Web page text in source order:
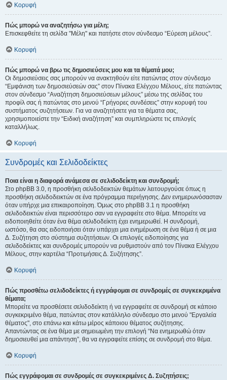
Κορυφή
Πώς μπορώ να αναζητήσω για μέλη;
Επισκεφθείτε τη σελίδα "Μέλη" και πατήστε στον σύνδεσμο “Εύρεση μέλους”.
Κορυφή
Πώς μπορώ να βρω τις δημοσιεύσεις μου και τα θέματά μου;
Οι δημοσιεύσεις σας μπορούν να ανακτηθούν είτε πατώντας στον σύνδεσμο
“Εμφάνιση των δημοσιεύσεών σας” στον Πίνακα Ελέγχου Μέλους, είτε πατώντας
στον σύνδεσμο “Αναζήτηση δημοσιεύσεων μέλους” μέσω της σελίδας του
προφίλ σας ή πατώντας στο μενού “Γρήγορες συνδέσεις” στην κορυφή του
συστήματος συζητήσεων. Για να αναζητήσετε για τα θέματα σας,
χρησιμοποιείστε την “Ειδική αναζήτηση” και συμπληρώστε τις επιλογές
καταλλήλως.
Κορυφή
Συνδρομές και Σελιδοδείκτες
Ποια είναι η διαφορά ανάμεσα σε σελιδοδείκτη και συνδρομή;
Στο phpBB 3.0, η προσθήκη σελιδοδεικτών θεμάτων λειτουργούσε όπως η
προσθήκη σελιδοδεικτών σε ένα πρόγραμμα περιήγησης. Δεν ενημερωνόσασταν
όταν υπήρχε μια επικαιροποίηση. Όμως στο phpBB 3.1 η προσθήκη
σελιδοδεικτών είναι περισσότερο σαν να εγγραφείτε στο θέμα. Μπορείτε να
ειδοποιηθείτε όταν ένα θέμα σελιδοδείκτη έχει ενημερωθεί. Η συνδρομή,
ωστόσο, θα σας ειδοποιήσει όταν υπάρχει μια ενημέρωση σε ένα θέμα ή σε μια
Δ. Συζήτηση στο σύστημα συζητήσεων. Οι επιλογές ειδοποίησης για
σελιδοδείκτες και συνδρομές μπορούν να ρυθμιστούν από τον Πίνακα Ελέγχου
Μέλους, στην καρτέλα “Προτιμήσεις Δ. Συζήτησης”.
Κορυφή
Πώς προσθέτω σελιδοδείκτες ή εγγράφομαι σε συνδρομές σε συγκεκριμένα
θέματα;
Μπορείτε να προσθέσετε σελιδοδείκτη ή να εγγραφείτε σε συνδρομή σε κάποιο
συγκεκριμένο θέμα, πατώντας στον κατάλληλο σύνδεσμο στο μενού "Εργαλεία
θέματος", στο επάνω και κάτω μέρος κάποιου θέματος συζήτησης.
Απαντώντας σε ένα θέμα με σημειωμένη την επιλογή “Να ενημερωθώ όταν
δημοσιευθεί μια απάντηση”, θα να εγγραφείτε επίσης σε συνδρομή στο θέμα.
Κορυφή
Πώς εγγράφομαι σε συνδρομές σε συγκεκριμένες Δ. Συζητήσεις;